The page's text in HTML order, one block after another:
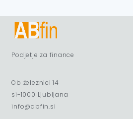
Podjetje za finance
Ob železnici 14
si-1000 Ljubljana
info@abfin.si